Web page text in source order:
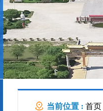
当前位置 : 首页